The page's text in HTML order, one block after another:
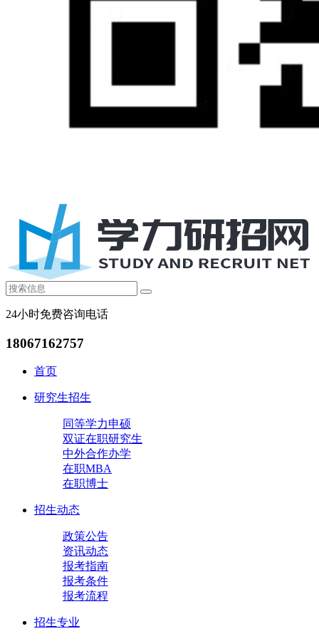
24小时免费咨询电话
18067162757
首页
研究生招生
同等学力申硕
双证在职研究生
中外合作办学
在职MBA
在职博士
招生动态
政策公告
资讯动态
报考指南
报考条件
报考流程
招生专业